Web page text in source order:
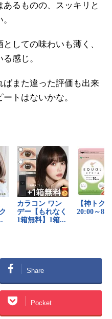
るものの、スッキリと
しての味わいも薄く、
感じ。
ばまた違った評価も出来
トはないかな。
Share
Pocket